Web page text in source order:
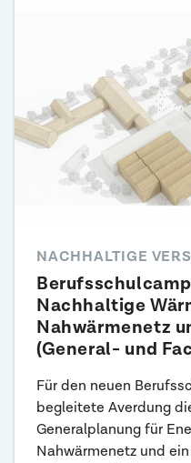
NACHHALTIGE
Nachhaltige
Nah­wärmenetz
(General- und
Für den neuen
begleitete Averdung
Generalplanung für
Nahwärmenetz und